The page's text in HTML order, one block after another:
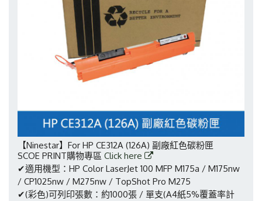
【Ninestar】For HP CE312A (126A) 副廠紅色碳粉匣
SCOE PRINT購物專區 Click here
✔適用機型：HP Color LaserJet 100 MFP M175a / M175nw
/ CP1025nw / M275nw / TopShot Pro M275
✔(彩色)可列印張數：約1000張 / 單支(A4紙5%覆蓋率計